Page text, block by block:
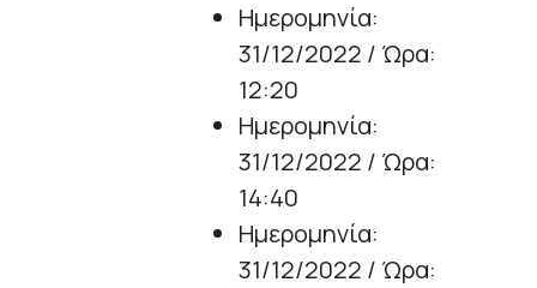
Ημερομηνία:
31/12/2022 / Ώρα:
12:20
Ημερομηνία:
31/12/2022 / Ώρα:
14:40
Ημερομηνία:
31/12/2022 / Ώρα: